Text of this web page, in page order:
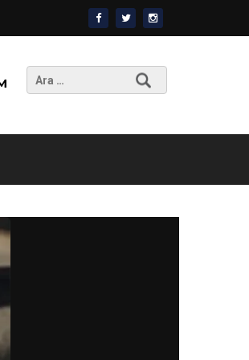
Arama: